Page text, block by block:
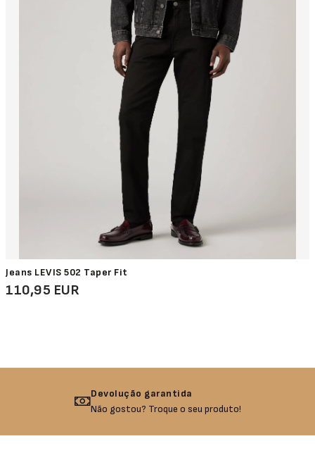
Jeans LEVIS 502 Taper Fit
110,95 EUR
Devolução garantida
Não gostou? Troque o seu produto!